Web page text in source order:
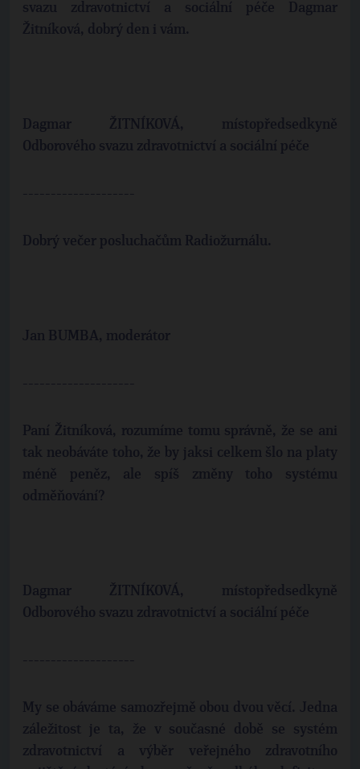
svazu zdravotnictví a sociální péče Dagmar
Žitníková, dobrý den i vám.
Dagmar ŽITNÍKOVÁ, místopředsedkyně
Odborového svazu zdravotnictví a sociální péče
--------------------
Dobrý večer posluchačům Radiožurnálu.
Jan BUMBA, moderátor
--------------------
Paní Žitníková, rozumíme tomu správně, že se ani
tak neobáváte toho, že by jaksi celkem šlo na platy
méně peněz, ale spíš změny toho systému
odměňování?
Dagmar ŽITNÍKOVÁ, místopředsedkyně
Odborového svazu zdravotnictví a sociální péče
--------------------
My se obáváme samozřejmě obou dvou věcí. Jedna
záležitost je ta, že v současné době se systém
zdravotnictví a výběr veřejného zdravotního